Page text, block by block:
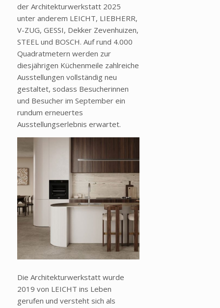
der Architekturwerkstatt 2025
unter anderem LEICHT, LIEBHERR,
V-ZUG, GESSI, Dekker Zevenhuizen,
STEEL und BOSCH. Auf rund 4.000
Quadratmetern werden zur
diesjährigen Küchenmeile zahlreiche
Ausstellungen vollständig neu
gestaltet, sodass Besucherinnen
und Besucher im September ein
rundum erneuertes
Ausstellungserlebnis erwartet.
Die Architekturwerkstatt wurde
2019 von LEICHT ins Leben
gerufen und versteht sich als